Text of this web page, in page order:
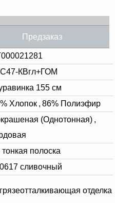
Предзаказ
КВгл+ГОМ
155 см
Хлопок , 86% Полиэфир
(Однотонная) ,
тонкая полоска
сливочный
отделка